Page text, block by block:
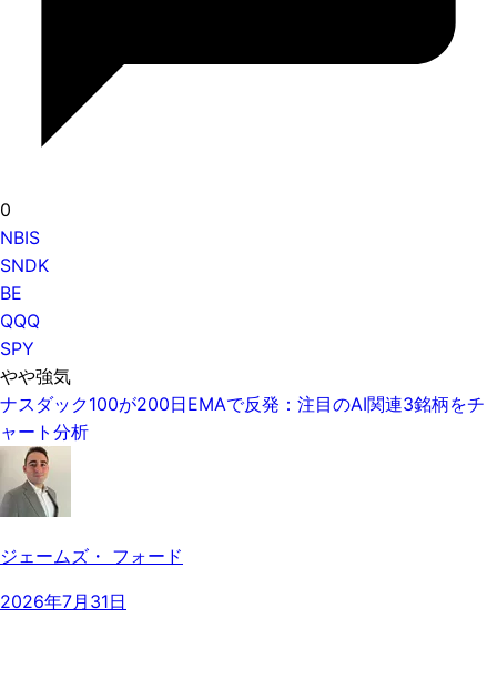
0
NBIS
SNDK
BE
QQQ
SPY
やや強気
ナスダック100が200日EMAで反発：注目のAI関連3銘柄をチ
ャート分析
ジェームズ・ フォード
2026年7月31日